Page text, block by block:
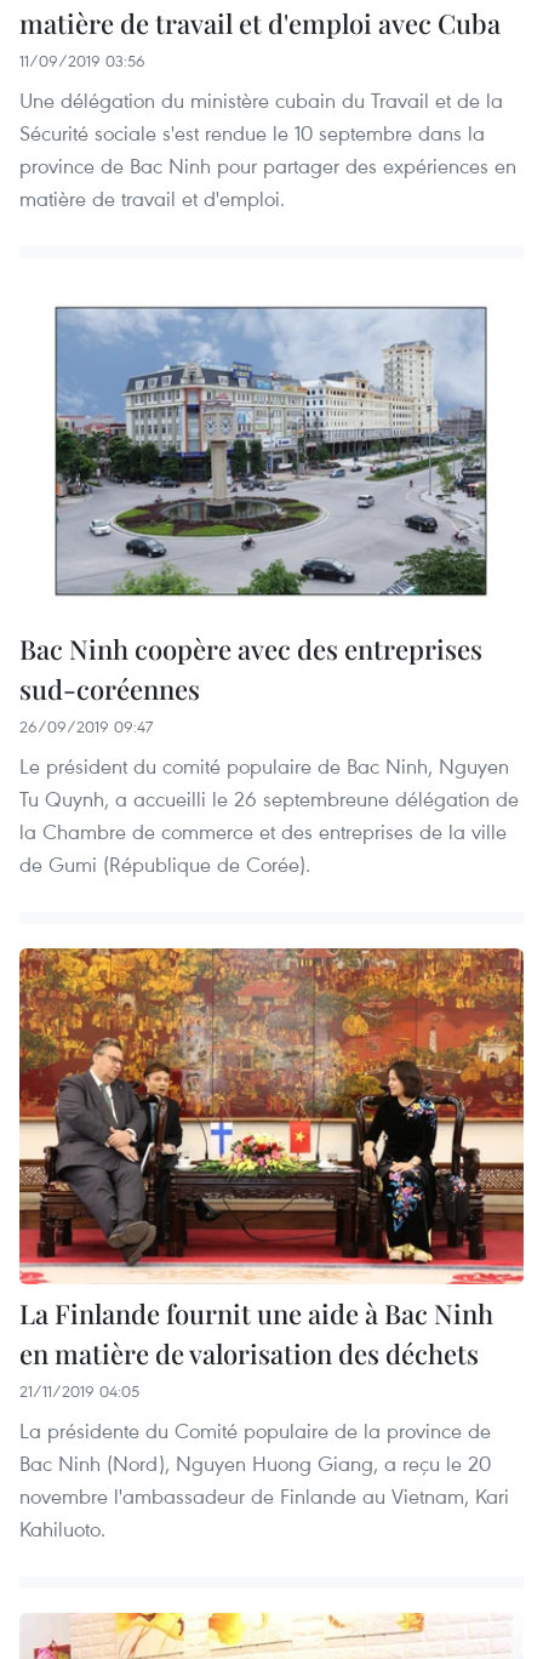
matière de travail et d'emploi avec Cuba
11/09/2019 03:56
Une délégation du ministère cubain du Travail et de la
Sécurité sociale s'est rendue le 10 septembre dans la
province de Bac Ninh pour partager des expériences en
matière de travail et d'emploi.
Bac Ninh coopère avec des entreprises
sud-coréennes
26/09/2019 09:47
Le président du comité populaire de Bac Ninh, Nguyen
Tu Quynh, a accueilli le 26 septembreune délégation de
la Chambre de commerce et des entreprises de la ville
de Gumi (République de Corée).
La Finlande fournit une aide à Bac Ninh
en matière de valorisation des déchets
21/11/2019 04:05
La présidente du Comité populaire de la province de
Bac Ninh (Nord), Nguyen Huong Giang, a reçu le 20
novembre l'ambassadeur de Finlande au Vietnam, Kari
Kahiluoto.